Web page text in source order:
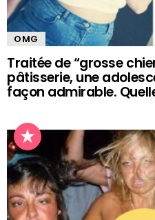
OMG
Traitée de “grosse
pâtisserie, une
façon admirable.